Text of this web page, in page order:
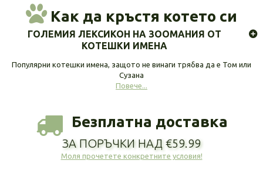
Как да кръстя котето си
ГОЛЕМИЯ ЛЕКСИКОН НА ЗООМАНИЯ ОТ
КОТЕШКИ ИМЕНА
Популярни котешки имена, защото не винаги трябва да е Том или
Сузана
Повече...
Безплатна доставка
ЗА ПОРЪЧКИ НАД €59.99
Моля прочетете конкретните условия!